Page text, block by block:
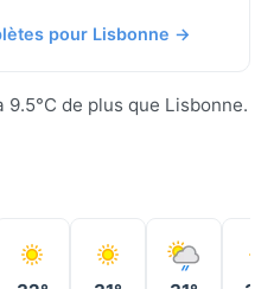
pour Lisbonne →
9.5°C de plus que Lisbonne.